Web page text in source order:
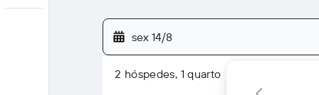
sex 14/8
2 hóspedes, 1 quarto